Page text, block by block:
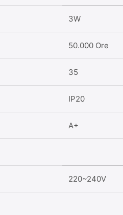
3W
50.000 Ore
35
IP20
A+
220~240V